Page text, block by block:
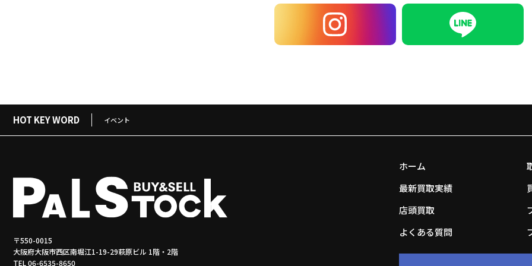
HOT KEY WORD イベント
〒550-0015
大阪府大阪市西区南堀江1-19-29萩原ビル 1階・2階
TEL 06-6535-8650
ホーム
最新買取実績
店頭買取
よくある質問